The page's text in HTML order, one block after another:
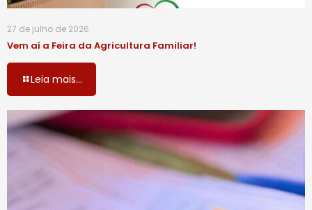
27 de julho de 2026
Vem aí a Feira da Agricultura Familiar!
Leia mais...